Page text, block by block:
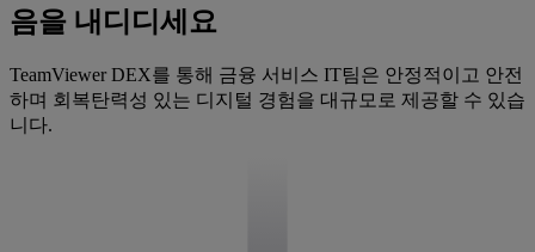
음을 내디디세요
TeamViewer DEX를 통해 금융 서비스 IT팀은 안정적이고 안전
하며 회복탄력성 있는 디지털 경험을 대규모로 제공할 수 있습
니다.